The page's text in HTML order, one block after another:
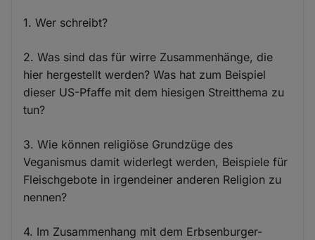
1. Wer schreibt?
2. Was sind das für wirre Zusammenhänge, die
hier hergestellt werden? Was hat zum Beispiel
dieser US-Pfaffe mit dem hiesigen Streitthema zu
tun?
3. Wie können religiöse Grundzüge des
Veganismus damit widerlegt werden, Beispiele für
Fleischgebote in irgendeiner anderen Religion zu
nennen?
4. Im Zusammenhang mit dem Erbsenburger-